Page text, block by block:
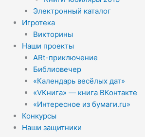
Электронный каталог
Игротека
Викторины
Наши проекты
ARt-приключение
Библиовечер
«Календарь весёлых дат»
«VКнига» — книга ВКонтакте
«Интересное из бумаги.ru»
Конкурсы
Наши защитники